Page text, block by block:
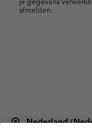
afmelden.
Nederland